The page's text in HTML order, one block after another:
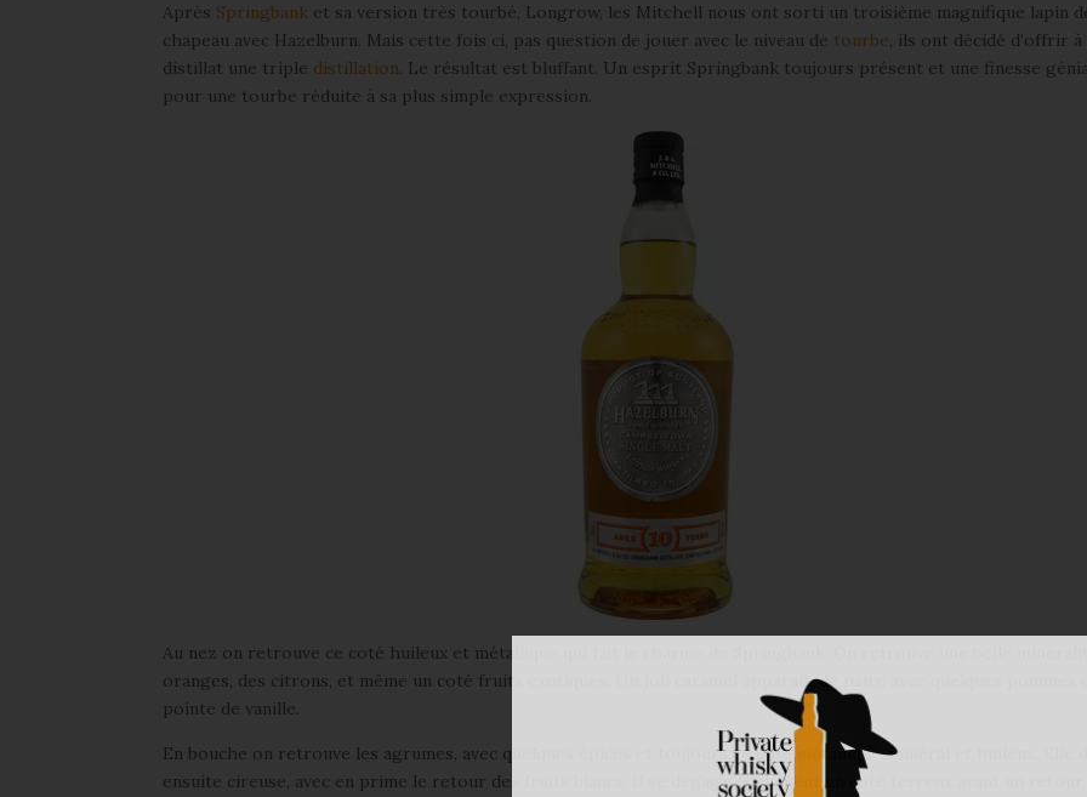
Après Springbank et sa version très tourbé, Longrow, les Mitchell nous ont sorti un troisième magnifique lapin
chapeau avec Hazelburn. Mais cette fois ci, pas question de jouer avec le niveau de tourbe, ils ont décidé d’offrir
distillat une triple distillation. Le résultat est bluffant. Un esprit Springbank toujours présent et une finesse
pour une tourbe réduite à sa plus simple expression.
Au nez on retrouve ce coté huileux et métallique qui fait le charme de Springbank. On retrouve une belle
oranges, des citrons, et même un coté fruits exotiques. Un joli caramel apparait, de paire avec quelques pommes
pointe de vanille.
En bouche on retrouve les agrumes, avec quelques épices et toujours ce coté métallique, minéral et huileux. Elle
ensuite cireuse, avec en prime le retour des fruits blancs. Il se dégage également un coté terreux avant un retour